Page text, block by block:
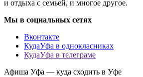
и отдыха с семьей, и многое другое.
Мы в социальных сетях
Вконтакте
КудаУфа в однокласниках
КудаУфа в телеграме
Афиша Уфа — куда сходить в Уфе